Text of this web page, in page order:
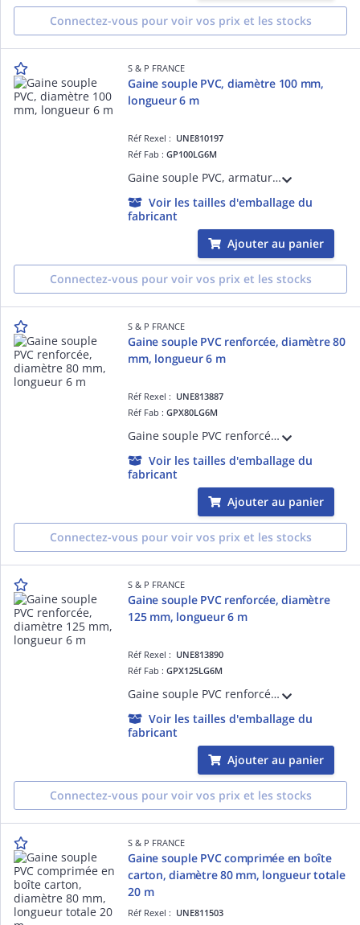
Connectez-vous pour voir vos prix et les stocks
S & P FRANCE
Gaine souple PVC, diamètre 100 mm,
longueur 6 m
Réf Rexel : UNE810197
Réf Fab :GP100LG6M
Gaine souple PVC, armature hélicoïdale en fil d'acier, diamètre 100 mm, longueur 6 m
Voir les tailles d'emballage du
fabricant
Ajouter au panier
Connectez-vous pour voir vos prix et les stocks
S & P FRANCE
Gaine souple PVC renforcée, diamètre 80
mm, longueur 6 m
Réf Rexel : UNE813887
Réf Fab :GPX80LG6M
Gaine souple PVC renforcée, diamètre 80 mm, longueur 6 m
Voir les tailles d'emballage du
fabricant
Ajouter au panier
Connectez-vous pour voir vos prix et les stocks
S & P FRANCE
Gaine souple PVC renforcée, diamètre
125 mm, longueur 6 m
Réf Rexel : UNE813890
Réf Fab :GPX125LG6M
Gaine souple PVC renforcée, diamètre 125 mm, longueur 6 m
Voir les tailles d'emballage du
fabricant
Ajouter au panier
Connectez-vous pour voir vos prix et les stocks
S & P FRANCE
Gaine souple PVC comprimée en boîte
carton, diamètre 80 mm, longueur totale
20 m
Réf Rexel : UNE811503